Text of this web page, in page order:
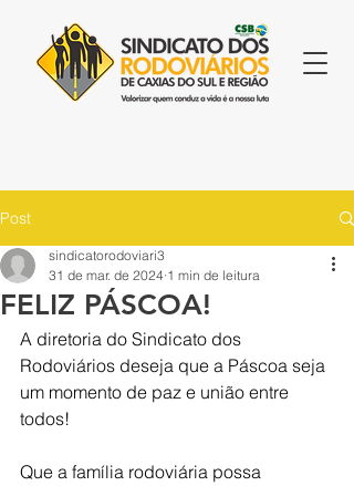
Post
FELIZ PÁSCOA!
sindicatorodoviari3
31 de mar. de 2024 1 min de leitura
A diretoria do Sindicato dos
Rodoviários deseja que a Páscoa seja
um momento de paz e união entre
todos!
Que a família rodoviária possa